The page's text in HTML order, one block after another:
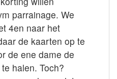
parrainage. We
4en naar het
de kaarten op te
de ene dame de
halen. Toch?